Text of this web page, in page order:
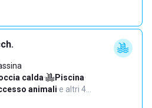
calda· Piscina·
animali·e altri 4…